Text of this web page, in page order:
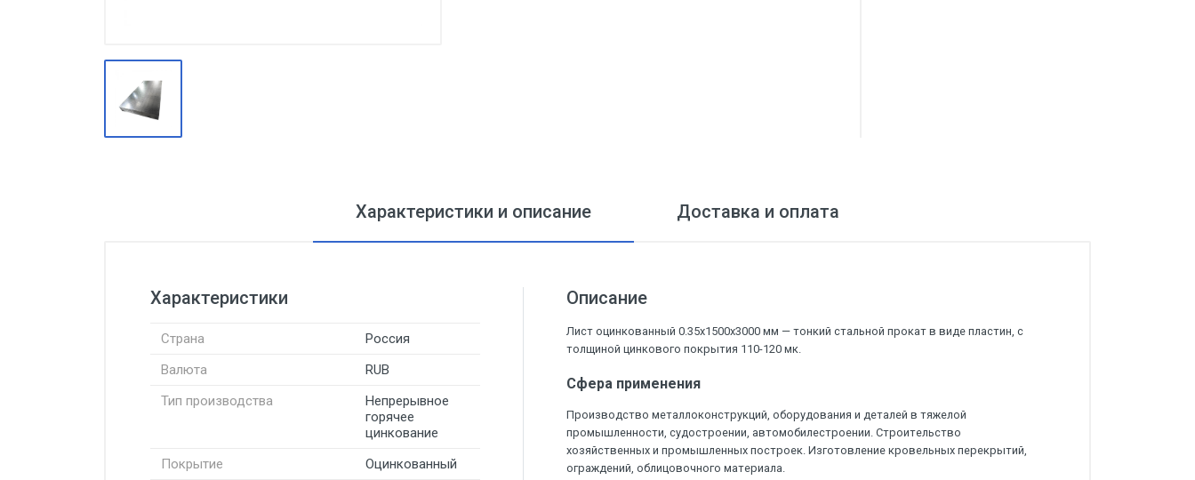
метизы
Оцинкованный металлопрокат
Характеристики и описание Доставка и оплата
Характеристики
Страна
Россия
Валюта
RUB
Тип производства
Непрерывное
горячее
цинкование
Покрытие
Оцинкованный
Описание
Лист оцинкованный 0.35х1500х3000 мм — тонкий стальной прокат в виде пластин, с
толщиной цинкового покрытия 110-120 мк.
Сфера применения
Производство металлоконструкций, оборудования и деталей в тяжелой
промышленности, судостроении, автомобилестроении. Строительство
хозяйственных и промышленных построек. Изготовление кровельных перекрытий,
ограждений, облицовочного материала.